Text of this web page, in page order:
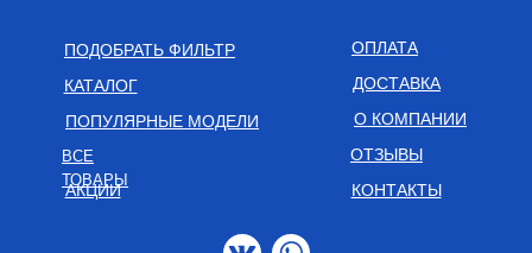
КАТАЛОГ
О КОМПАНИИ
КОНТАКТЫ
ОПЛАТА
АКЦИИ
ПОПУЛЯРНЫЕ МОДЕЛИ
ДОСТАВКА
ОТЗЫВЫ
ВСЕ
ТОВАРЫ
ПОДОБРАТЬ ФИЛЬТР